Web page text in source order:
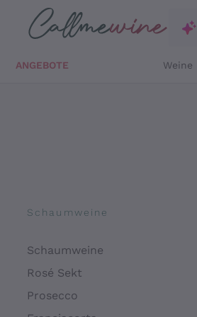
Zum Hauptinhalt springen
ANGEBOTE Weine
Schaumweine
Schaumweine
Rosé Sekt
Prosecco